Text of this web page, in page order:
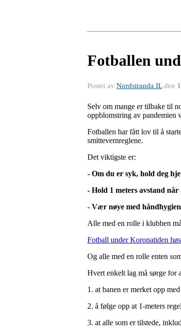
Fotballen
Postet av Nordstranda ILden
Selv om mange er tilbake til
oppblomstring av pandemien
Fotballen har fått lov til å
smittevernreglene.
Det viktigste er:
- Om du er syk, hold deg
- Hold 1 meters avstand
- Vær nøye med
Alle med en rolle i klubben
Fotball under Koronatiden
Og alle med en rolle enten
Hvert enkelt lag må sørge for
1. at banen er merket opp
2. å følge opp at 1-meters
3. at alle som er tilstede,